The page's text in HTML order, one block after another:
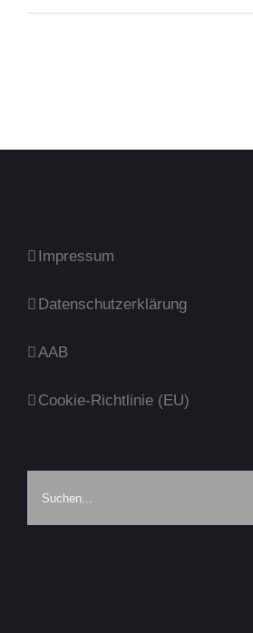
Impressum
Datenschutzerklärung
AAB
Cookie-Richtlinie (EU)